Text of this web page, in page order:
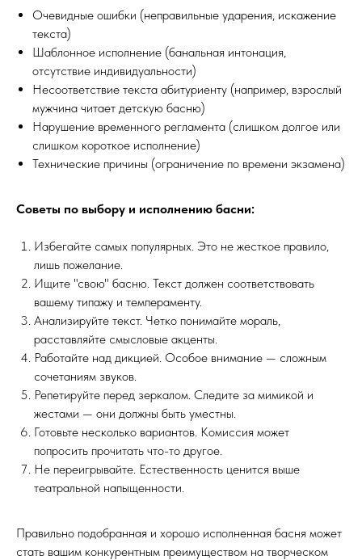
Очевидные ошибки (неправильные ударения, искажение
текста)
Шаблонное исполнение (банальная интонация,
отсутствие индивидуальности)
Несоответствие текста абитуриенту (например, взрослый
мужчина читает детскую басню)
Нарушение временного регламента (слишком долгое или
слишком короткое исполнение)
Технические причины (ограничение по времени экзамена)
Советы по выбору и исполнению басни:
Избегайте самых популярных. Это не жесткое правило,
лишь пожелание.
Ищите "свою" басню. Текст должен соответствовать
вашему типажу и темпераменту.
Анализируйте текст. Четко понимайте мораль,
расставляйте смысловые акценты.
Работайте над дикцией. Особое внимание — сложным
сочетаниям звуков.
Репетируйте перед зеркалом. Следите за мимикой и
жестами — они должны быть уместны.
Готовьте несколько вариантов. Комиссия может
попросить прочитать что-то другое.
Не переигрывайте. Естественность ценится выше
театральной напыщенности.
Правильно подобранная и хорошо исполненная басня может
стать вашим конкурентным преимуществом на творческом